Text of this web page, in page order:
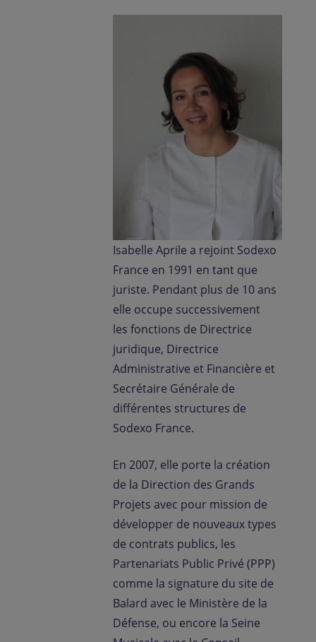
Isabelle Aprile a rejoint Sodexo
France en 1991 en tant que
juriste. Pendant plus de 10 ans
elle occupe successivement
les fonctions de Directrice
juridique, Directrice
Administrative et Financière et
Secrétaire Générale de
différentes structures de
Sodexo France.
En 2007, elle porte la création
de la Direction des Grands
Projets avec pour mission de
développer de nouveaux types
de contrats publics, les
Partenariats Public Privé (PPP)
comme la signature du site de
Balard avec le Ministère de la
Défense, ou encore la Seine